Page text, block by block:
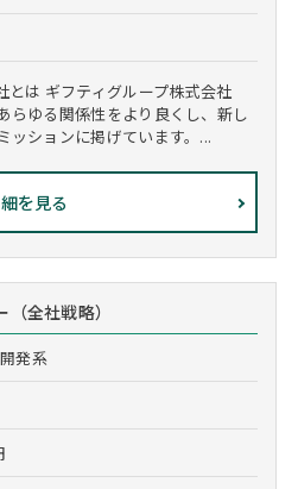
は ギフティグループ株式会社
らゆる関係性をより良くし、新し
ッションに掲げています。...
を見る
全社戦略）
発系